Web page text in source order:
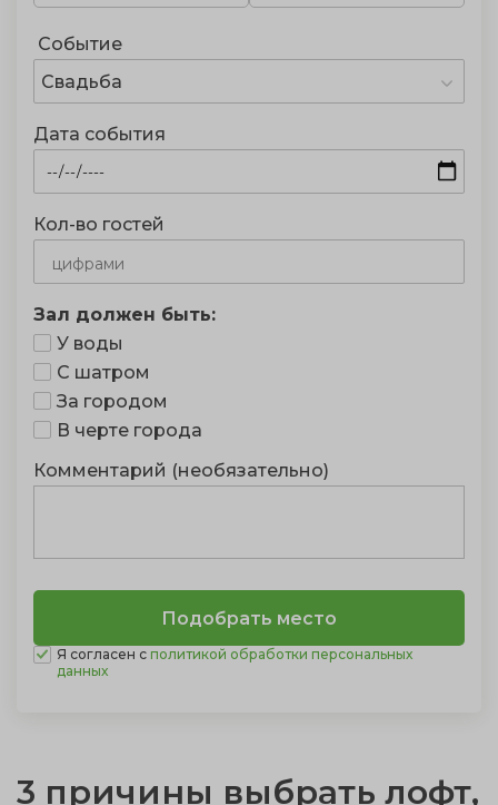
Событие
Свадьба
Дата события
Кол-во гостей
Зал должен быть:
У воды
С шатром
За городом
В черте города
Комментарий (необязательно)
Я согласен с политикой обработки персональных
данных
3 причины выбрать лофт,